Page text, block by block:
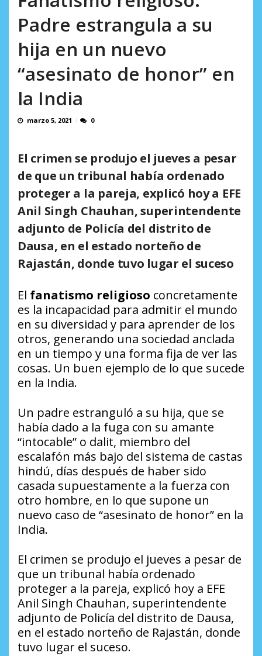
Padre estrangula a su
hija en un nuevo
“asesinato de honor” en
la India
marzo 5, 2021 0
El crimen se produjo el jueves a pesar
de que un tribunal había ordenado
proteger a la pareja, explicó hoy a EFE
Anil Singh Chauhan, superintendente
adjunto de Policía del distrito de
Dausa, en el estado norteño de
Rajastán, donde tuvo lugar el suceso
El fanatismo religioso concretamente
es la incapacidad para admitir el mundo
en su diversidad y para aprender de los
otros, generando una sociedad anclada
en un tiempo y una forma fija de ver las
cosas. Un buen ejemplo de lo que sucede
en la India.
Un padre estranguló a su hija, que se
había dado a la fuga con su amante
“intocable” o dalit, miembro del
escalafón más bajo del sistema de castas
hindú, días después de haber sido
casada supuestamente a la fuerza con
otro hombre, en lo que supone un
nuevo caso de “asesinato de honor” en la
India.
El crimen se produjo el jueves a pesar de
que un tribunal había ordenado
proteger a la pareja, explicó hoy a EFE
Anil Singh Chauhan, superintendente
adjunto de Policía del distrito de Dausa,
en el estado norteño de Rajastán, donde
tuvo lugar el suceso.